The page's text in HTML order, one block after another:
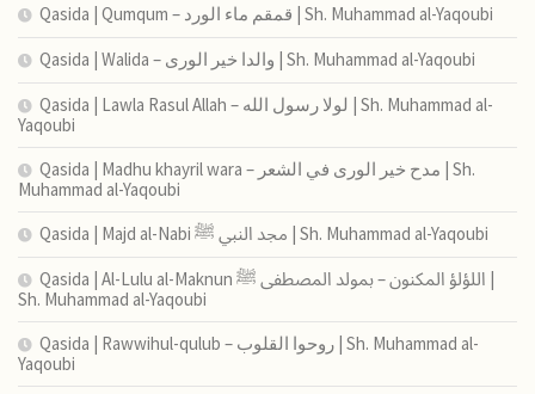
Qasida | Qumqum – قمقم ماء الورد | Sh. Muhammad al-Yaqoubi
Qasida | Walida – والدا خير الورى | Sh. Muhammad al-Yaqoubi
Qasida | Lawla Rasul Allah – لولا رسول الله | Sh. Muhammad al-
Yaqoubi
Qasida | Madhu khayril wara – مدح خير الورى في الشعر | Sh.
Muhammad al-Yaqoubi
Qasida | Majd al-Nabi مجد النبي ﷺ | Sh. Muhammad al-Yaqoubi
Qasida | Al-Lulu al-Maknun اللؤلؤ المكنون – بمولد المصطفى ﷺ |
Sh. Muhammad al-Yaqoubi
Qasida | Rawwihul-qulub – روحوا القلوب | Sh. Muhammad al-
Yaqoubi